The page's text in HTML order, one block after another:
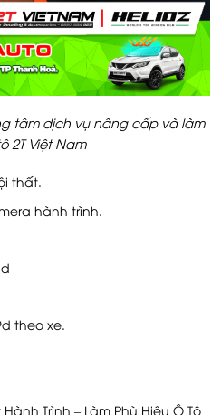
tâm dịch vụ nâng cấp và làm
2T Việt Nam
thất.
hành trình.
theo xe.
Trình – Làm Phù Hiệu Ô Tô